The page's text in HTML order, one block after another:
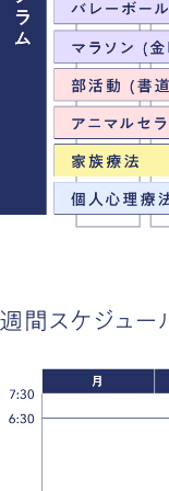
週間スケジュー